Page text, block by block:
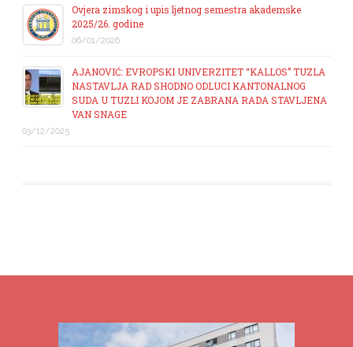
Ovjera zimskog i upis ljetnog semestra akademske
2025/26. godine
06/01/2026
AJANOVIĆ: EVROPSKI UNIVERZITET “KALLOS” TUZLA
NASTAVLJA RAD SHODNO ODLUCI KANTONALNOG
SUDA U TUZLI KOJOM JE ZABRANA RADA STAVLJENA
VAN SNAGE
03/12/2025